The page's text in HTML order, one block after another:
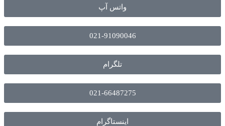
واتس آپ
021-91090046
تلگرام
021-66487275
اینستاگرام